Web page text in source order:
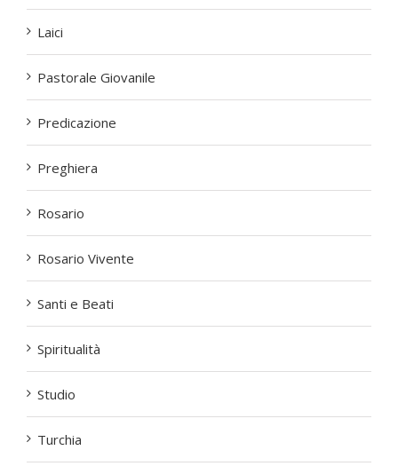
Laici
Pastorale Giovanile
Predicazione
Preghiera
Rosario
Rosario Vivente
Santi e Beati
Spiritualità
Studio
Turchia